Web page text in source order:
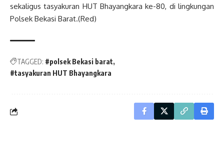
sekaligus tasyakuran HUT Bhayangkara ke-80, di lingkungan
Polsek Bekasi Barat.(Red)
TAGGED: #polsek Bekasi barat
#tasyakuran HUT Bhayangkara